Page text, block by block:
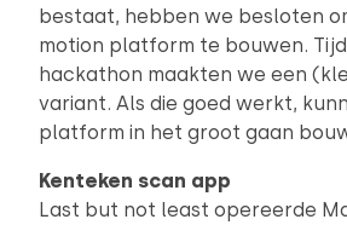
bestaat, hebben we besloten
motion platform te bouwen.
hackathon maakten we een
variant. Als die goed werkt,
platform in het groot gaan
Kenteken scan app
Last but not least opereerde